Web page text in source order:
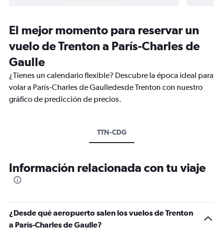
El mejor momento para reservar un
vuelo de Trenton a París-Charles de
Gaulle
¿Tienes un calendario flexible? Descubre la época ideal para
volar a París-Charles de Gaulledesde Trenton con nuestro
gráfico de predicción de precios.
TTN-CDG
Información relacionada con tu viaje
¿Desde qué aeropuerto salen los vuelos de Trenton
a París-Charles de Gaulle?